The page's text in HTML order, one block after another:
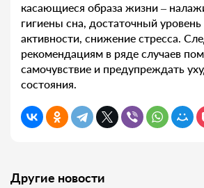
касающиеся образа жизни –
гигиены сна, достаточный
активности, снижение стресса.
рекомендациям в ряде случаев
самочувствие и предупреждать
состояния.
Другие новости